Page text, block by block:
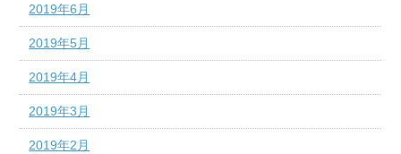
2019年6月
2019年5月
2019年4月
2019年3月
2019年2月